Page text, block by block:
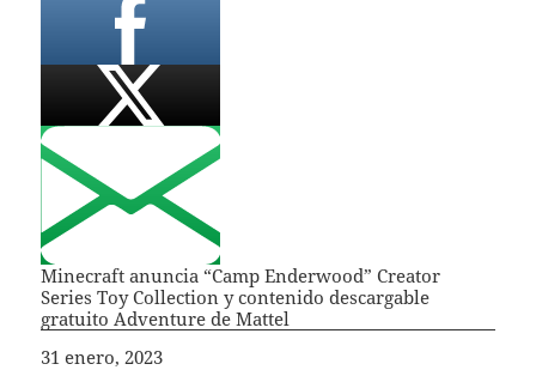
Minecraft anuncia “Camp Enderwood” Creator
Series Toy Collection y contenido descargable
gratuito Adventure de Mattel
Fecha
31 enero, 2023